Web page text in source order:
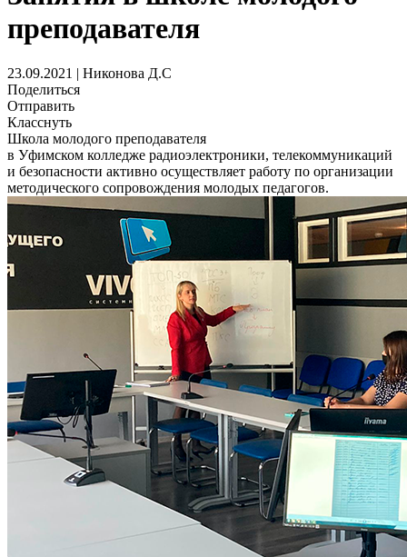
преподавателя
23.09.2021 | Никонова Д.С
Поделиться
Отправить
Класснуть
Школа молодого преподавателя
в Уфимском колледже радиоэлектроники, телекоммуникаций
и безопасности активно осуществляет работу по организации
методического сопровождения молодых педагогов.